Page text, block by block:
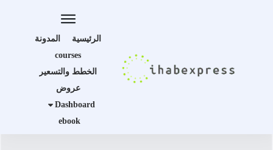
الرئيسية
المدونة
courses
الخطط والتسعير
عروض
Dashboard
ebook